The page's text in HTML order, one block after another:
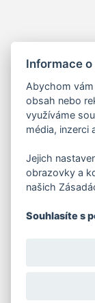
Informace
Abychom
obsah nebo
využíváme
média, inzerci
Jejich
obrazovky a
našich
Souhlasíte s